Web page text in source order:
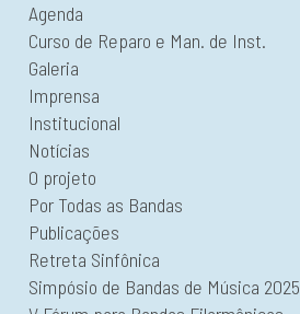
Agenda
Curso de Reparo e Man. de Inst.
Galeria
Imprensa
Institucional
Notícias
O projeto
Por Todas as Bandas
Publicações
Retreta Sinfônica
Simpósio de Bandas de Música 2025